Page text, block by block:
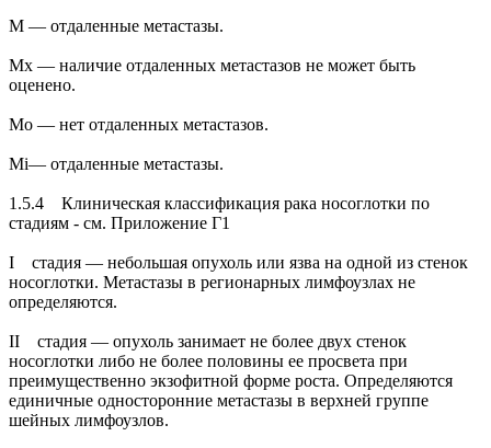
М — отдаленные метастазы.
Мх — наличие отдаленных метастазов не может быть
оценено.
Мо — нет отдаленных метастазов.
Mi— отдаленные метастазы.
1.5.4 Клиническая классификация рака носоглотки по
стадиям - см. Приложение Г1
I стадия — небольшая опухоль или язва на одной из стенок
носоглотки. Метастазы в регионарных лимфоузлах не
определяются.
II стадия — опухоль занимает не более двух стенок
носоглотки либо не более половины ее просвета при
преимущественно экзофитной форме роста. Определяются
единичные односторонние метастазы в верхней группе
шейных лимфоузлов.